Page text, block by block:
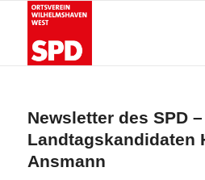
Newsletter des SPD –
Landtagskandidaten
Ansmann